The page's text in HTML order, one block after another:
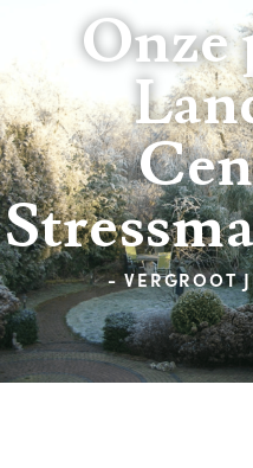
Onze
- VERGROOT